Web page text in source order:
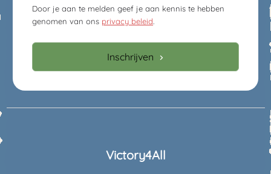
Door je aan te melden geef je aan kennis te hebben
genomen van ons privacy beleid.
Inschrijven
Victory4All